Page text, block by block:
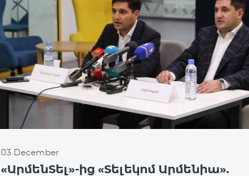
03 December
«ԱրմենՏել»-ից «Տելեկոմ Արմենիա».